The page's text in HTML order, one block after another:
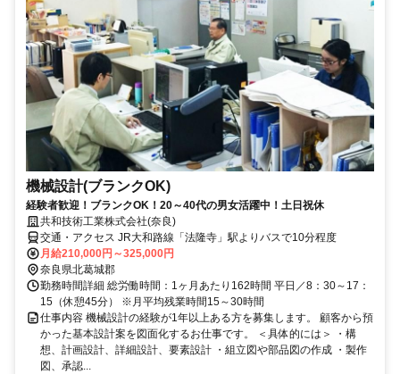
機械設計(ブランクOK)
経験者歓迎！ブランクOK！20～40代の男女活躍中！土日祝休
共和技術工業株式会社(奈良)
交通・アクセス JR大和路線「法隆寺」駅よりバスで10分程度
月給210,000円～325,000円
奈良県北葛城郡
勤務時間詳細 総労働時間：1ヶ月あたり162時間 平日／8：30～17：
15（休憩45分） ※月平均残業時間15～30時間
仕事内容 機械設計の経験が1年以上ある方を募集します。 顧客から預
かった基本設計案を図面化するお仕事です。 ＜具体的には＞ ・構
想、計画設計、詳細設計、要素設計 ・組立図や部品図の作成 ・製作
図、承認...